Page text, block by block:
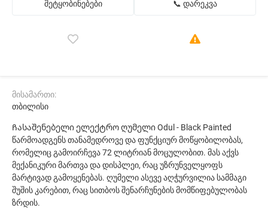
შეტყობინებები 📞 დარეკვა
მისამართი:
თბილისი
Ჩასაშენებელი ელექტრო ღუმელი Odul - Black Painted
წარმოადგენს თანამედროვე და ფუნქციურ მოწყობილობას,
რომელიც გამოირჩევა 72 ლიტრიან მოცულობით. მას აქვს
მექანიკური მართვა და დისპლეი, რაც უზრუნველყოფს
მარტივად გამოყენებას. ღუმელი ასევე აღჭურვილია სამმაგი
შუშის კარებით, რაც სითბოს შენარჩუნების მომწიფებულობას
ზრდის.